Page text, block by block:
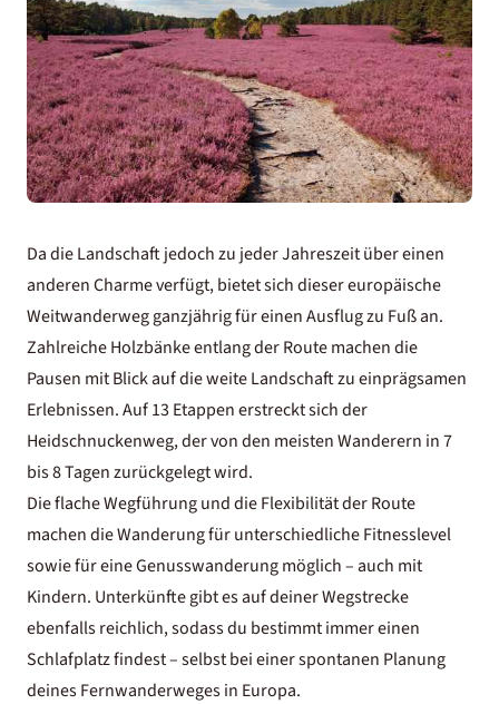
Da die Landschaft jedoch zu jeder Jahreszeit über einen
anderen Charme verfügt, bietet sich dieser europäische
Weitwanderweg ganzjährig für einen Ausflug zu Fuß an.
Zahlreiche Holzbänke entlang der Route machen die
Pausen mit Blick auf die weite Landschaft zu einprägsamen
Erlebnissen. Auf 13 Etappen erstreckt sich der
Heidschnuckenweg, der von den meisten Wanderern in 7
bis 8 Tagen zurückgelegt wird.
Die flache Wegführung und die Flexibilität der Route
machen die Wanderung für unterschiedliche Fitnesslevel
sowie für eineGenusswanderungmöglich – auch mit
Kindern. Unterkünfte gibt es auf deiner Wegstrecke
ebenfalls reichlich, sodass du bestimmt immer einen
Schlafplatz findest – selbst bei einer spontanen Planung
deines Fernwanderweges in Europa.